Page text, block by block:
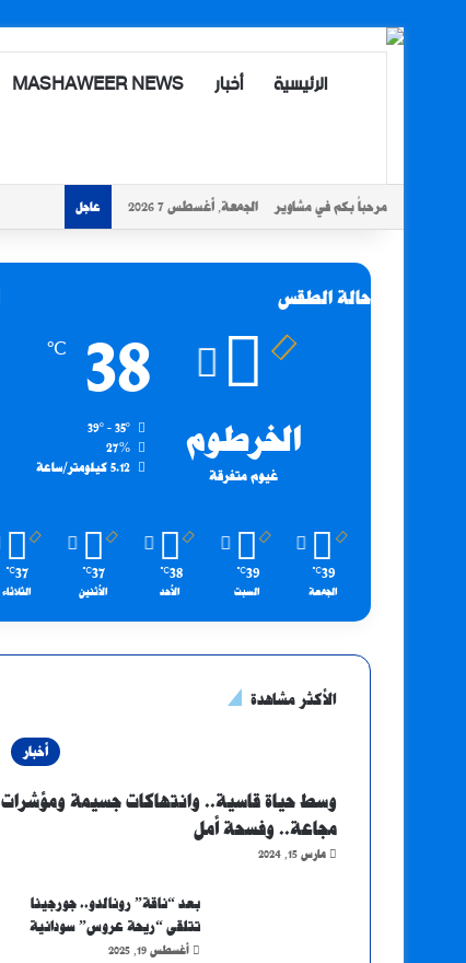
الرئيسية أخبار MASHAWEER NEWS
مرحباً بكم في مشاوير الجمعة, أغسطس 7 2026 عاجل
حالة الطقس
الخرطوم
غيوم متفرقة
38
℃
39º - 35º
27%
5.12 كيلومتر/ساعة
39
℃
الجمعة
39
℃
السبت
38
℃
الأحد
37
℃
الأثنين
37
℃
الثلاثاء
الأكثر مشاهدة
أخبار
وسط حياة قاسية.. وانتهاكات جسيمة ومؤشرات
مجاعة.. وفسحة أمل
مارس 15, 2024
بعد “ناقة” رونالدو.. جورجينا
تتلقى “ريحة عروس” سودانية
أغسطس 19, 2025